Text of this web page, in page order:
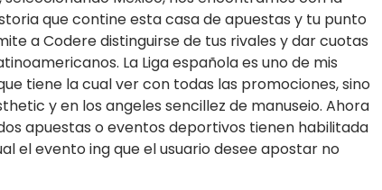
que contine esta casa de apuestas y tu punto
a Codere distinguirse de tus rivales y dar cuotas
La Liga española es uno de mis
tiene la cual ver con todas las promociones, sino
y en los angeles sencillez de manuseio. Ahora
apuestas o eventos deportivos tienen habilitada
el evento ing que el usuario desee apostar no